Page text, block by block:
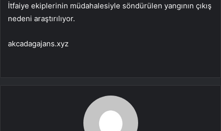
İtfaiye ekiplerinin müdahalesiyle söndürülen yangının çıkış
nedeni araştırılıyor.
akcadagajans.xyz